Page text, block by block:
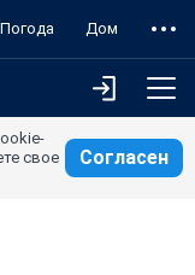
Погода Дом
свое
Согласен